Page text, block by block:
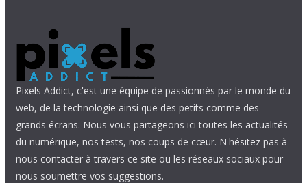
Pixels Addict, c'est une équipe de passionnés par le monde du
web, de la technologie ainsi que des petits comme des
grands écrans. Nous vous partageons ici toutes les actualités
du numérique, nos tests, nos coups de cœur. N'hésitez pas à
nous contacter à travers ce site ou les réseaux sociaux pour
nous soumettre vos suggestions.